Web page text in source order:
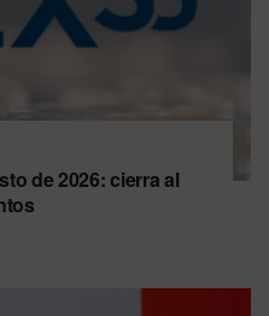
de 2026: cierra al